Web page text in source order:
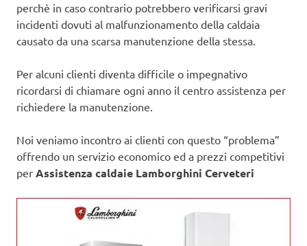
perchè in caso contrario potrebbero verificarsi gravi
incidenti dovuti al malfunzionamento della caldaia
causato da una scarsa manutenzione della stessa.
Per alcuni clienti diventa difficile o impegnativo
ricordarsi di chiamare ogni anno il centro assistenza per
richiedere la manutenzione.
Noi veniamo incontro ai clienti con questo “problema”
offrendo un servizio economico ed a prezzi competitivi
per Assistenza caldaie Lamborghini Cerveteri